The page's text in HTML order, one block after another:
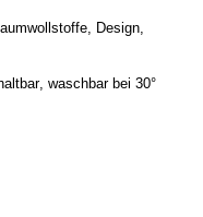
Design,
waschbar bei 30°